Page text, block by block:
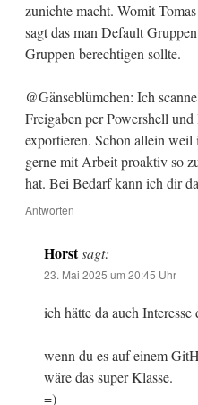
zunichte macht. Womit
sagt das man Default
Gruppen berechtigen sollte.
@Gänseblümchen: Ich
Freigaben per Powershell
exportieren. Schon allein
gerne mit Arbeit proaktiv so
hat. Bei Bedarf kann ich dir
Antworten
Horst sagt:
23. Mai 2025 um 20:45 Uhr
ich hätte da auch Interesse
wenn du es auf einem
wäre das super Klasse.
=)